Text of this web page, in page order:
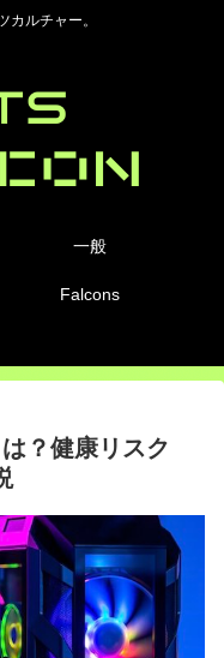
カルチャー。
一般
Falcons
？健康リスク